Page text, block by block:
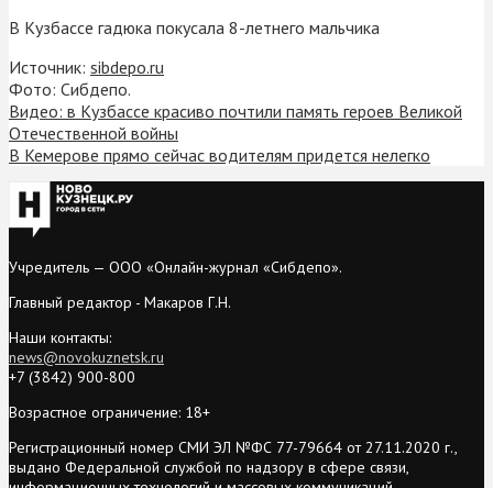
В Кузбассе гадюка покусала 8-летнего мальчика
Источник: sibdepo.ru
Фото: Сибдепо.
Видео: в Кузбассе красиво почтили память героев Великой
Отечественной войны
В Кемерове прямо сейчас водителям придется нелегко
Учредитель — ООО «Онлайн-журнал «Сибдепо».
Главный редактор - Макаров Г.Н.
Наши контакты:
news@novokuznetsk.ru
+7 (3842) 900-800
Возрастное ограничение: 18+
Регистрационный номер СМИ ЭЛ №ФС 77-79664 от 27.11.2020 г.,
выдано Федеральной службой по надзору в сфере связи,